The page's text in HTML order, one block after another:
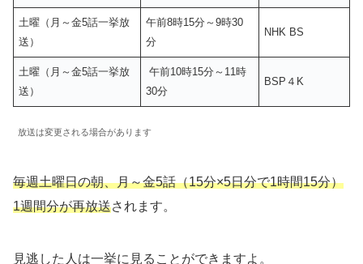
土曜（月～金5話一挙放
送）
午前8時15分～9時30
分
NHK BS
土曜（月～金5話一挙放
送）
午前10時15分～11時
30分
BSP４K
放送は変更される場合があります
毎週土曜日の朝、月～金5話（15分×5日分で1時間15分）
1週間分が再放送されます。
見逃した人は一挙に見ることができますよ。